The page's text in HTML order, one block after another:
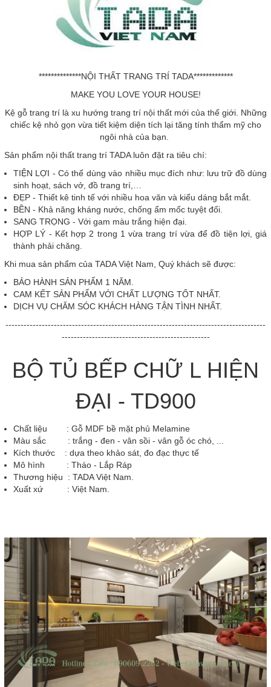
**************NỘI THẤT TRANG TRÍ TADA*************
MAKE YOU LOVE YOUR HOUSE!
Kệ gỗ trang trí là xu hướng trang trí nội thất mới của thế giới. Những
chiếc kệ nhỏ gọn vừa tiết kiệm diện tích lại tăng tính thẩm mỹ cho
ngôi nhà của bạn.
Sản phẩm nội thất trang trí TADA luôn đặt ra tiêu chí:
TIỆN LỢI - Có thể dùng vào nhiều mục đích như: lưu trữ đồ dùng
sinh hoạt, sách vở, đồ trang trí,…
ĐẸP - Thiết kê tinh tế với nhiều hoa văn và kiểu dáng bắt mắt.
BỀN - Khả năng kháng nước, chống ẩm mốc tuyệt đối.
SANG TRỌNG - Với gam màu trắng hiện đại.
HỢP LÝ - Kết hợp 2 trong 1 vừa trang trí vừa để đồ tiện lợi, giá
thành phải chăng.
Khi mua sản phẩm của TADA Việt Nam, Quý khách sẽ được:
BẢO HÀNH SẢN PHẨM 1 NĂM.
CAM KẾT SẢN PHẨM VỚI CHẤT LƯỢNG TỐT NHẤT.
DỊCH VỤ CHĂM SÓC KHÁCH HÀNG TẬN TÌNH NHẤT.
--------------------------------------------------------------------------------------
-------------------------------------------------
BỘ TỦ BẾP CHỮ L HIỆN
ĐẠI - TD900
Chất liệu : Gỗ MDF bề mặt phủ Melamine
Màu sắc : trắng - đen - vân sồi - vân gỗ óc chó, ...
Kích thước : dựa theo khảo sát, đo đạc thực tế
Mô hình : Tháo - Lắp Ráp
Thương hiệu : TADA Việt Nam.
Xuất xứ : Việt Nam.